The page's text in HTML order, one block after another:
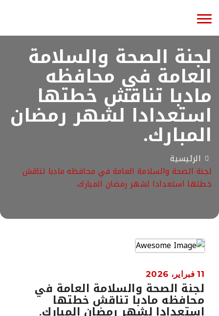
Toggle
navigation
لجنة الصحة والسلامة
العامة في محافظه
مادبا تناقش خطتها
استعدادا لشهر رمضان
المبارك.
الرئيسية
لجنة الصحة والسلامة العامة في محافظه مادبا تناقش
خطتها استعدادا لشهر رمضان المبارك.
11 فبراير، 2026
لجنة الصحة والسلامة العامة في
محافظه مادبا تناقش خطتها